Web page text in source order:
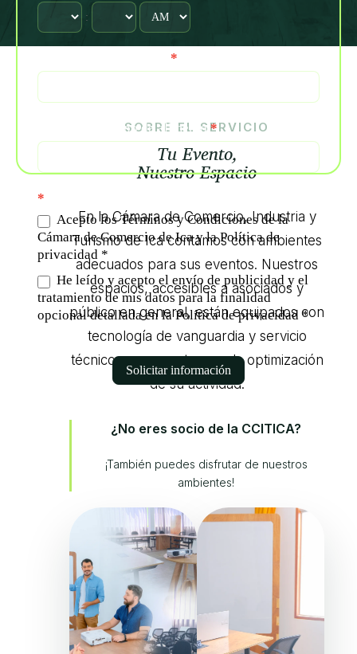
:
*
Selecciona el tipo de alimento *
*
Acepto los Términos y Condiciones de la
Cámara de Comercio de Ica y la Política de
privacidad *
He leído y acepto el envío de publicidad y el
tratamiento de mis datos para la finalidad
opcional detallada en la Política de privacidad *
Solicitar información
SOBRE EL SERVICIO
Tu Evento,
Nuestro Espacio
En la Cámara de Comercio, Industria y
Turismo de Ica contamos con ambientes
adecuados para sus eventos. Nuestros
espacios, accesibles a asociados y
público en general, están equipados con
tecnología de vanguardia y servicio
técnico permanente para la optimización
de su actividad.
¿No eres socio de la CCITICA?
¡También puedes disfrutar de nuestros
ambientes!